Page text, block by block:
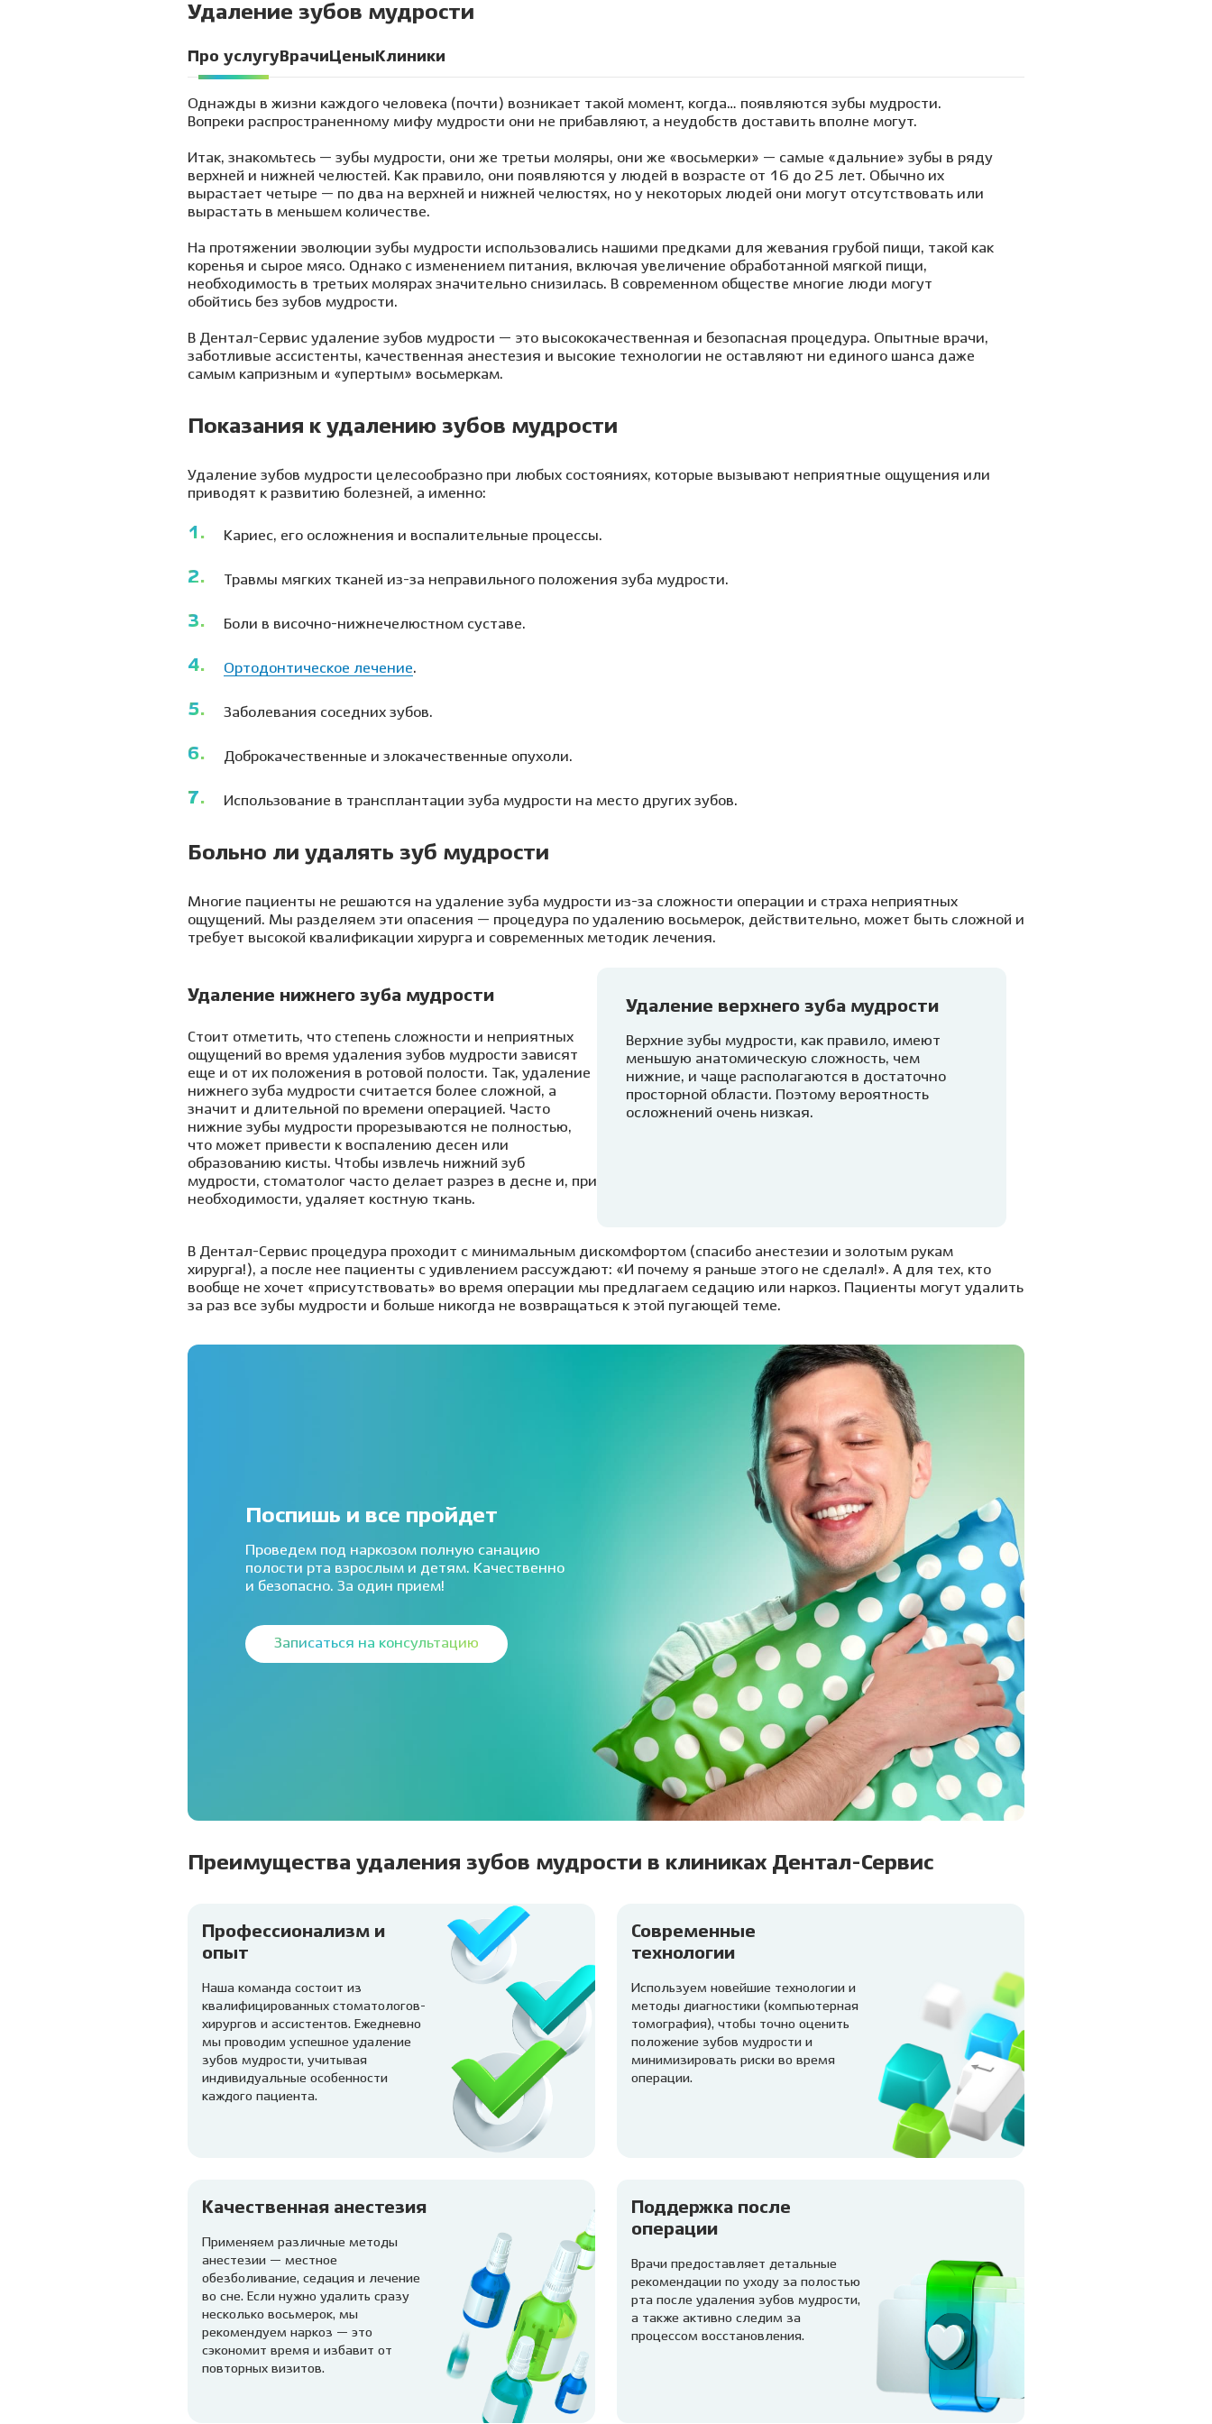
Удаление зубов мудрости
Про услугуВрачи Цены Клиники
Однажды в жизни каждого человека (почти) возникает такой момент, когда… появляются зубы мудрости.
Вопреки распространенному мифу мудрости они не прибавляют, а неудобств доставить вполне могут.
Итак, знакомьтесь — зубы мудрости, они же третьи моляры, они же «восьмерки» — самые «дальние» зубы в ряду
верхней и нижней челюстей. Как правило, они появляются у людей в возрасте от 16 до 25 лет. Обычно их
вырастает четыре — по два на верхней и нижней челюстях, но у некоторых людей они могут отсутствовать или
вырастать в меньшем количестве.
На протяжении эволюции зубы мудрости использовались нашими предками для жевания грубой пищи, такой как
коренья и сырое мясо. Однако с изменением питания, включая увеличение обработанной мягкой пищи,
необходимость в третьих молярах значительно снизилась. В современном обществе многие люди могут
обойтись без зубов мудрости.
В Дентал-Сервис удаление зубов мудрости — это высококачественная и безопасная процедура. Опытные врачи,
заботливые ассистенты, качественная анестезия и высокие технологии не оставляют ни единого шанса даже
самым капризным и «упертым» восьмеркам.
Показания к удалению зубов мудрости
Удаление зубов мудрости целесообразно при любых состояниях, которые вызывают неприятные ощущения или
приводят к развитию болезней, а именно:
Кариес, его осложнения и воспалительные процессы.
Травмы мягких тканей из-за неправильного положения зуба мудрости.
Боли в височно-нижнечелюстном суставе.
Ортодонтическое лечение.
Заболевания соседних зубов.
Доброкачественные и злокачественные опухоли.
Использование в трансплантации зуба мудрости на место других зубов.
Больно ли удалять зуб мудрости
Многие пациенты не решаются на удаление зуба мудрости из-за сложности операции и страха неприятных
ощущений. Мы разделяем эти опасения — процедура по удалению восьмерок, действительно, может быть сложной и
требует высокой квалификации хирурга и современных методик лечения.
Удаление нижнего зуба мудрости
Стоит отметить, что степень сложности и неприятных
ощущений во время удаления зубов мудрости зависят
еще и от их положения в ротовой полости. Так, удаление
нижнего зуба мудрости считается более сложной, а
значит и длительной по времени операцией. Часто
нижние зубы мудрости прорезываются не полностью,
что может привести к воспалению десен или
образованию кисты. Чтобы извлечь нижний зуб
мудрости, стоматолог часто делает разрез в десне и, при
необходимости, удаляет костную ткань.
Удаление верхнего зуба мудрости
Верхние зубы мудрости, как правило, имеют
меньшую анатомическую сложность, чем
нижние, и чаще располагаются в достаточно
просторной области. Поэтому вероятность
осложнений очень низкая.
В Дентал-Сервис процедура проходит с минимальным дискомфортом (спасибо анестезии и золотым рукам
хирурга!), а после нее пациенты с удивлением рассуждают: «И почему я раньше этого не сделал!». А для тех, кто
вообще не хочет «присутствовать» во время операции мы предлагаем седацию или наркоз. Пациенты могут удалить
за раз все зубы мудрости и больше никогда не возвращаться к этой пугающей теме.
Поспишь и все пройдет
Проведем под наркозом полную санацию
полости рта взрослым и детям. Качественно
и безопасно. За один прием!
Записаться на консультацию
Преимущества удаления зубов мудрости в клиниках Дентал-Сервис
Профессионализм и
опыт
Наша команда состоит из
квалифицированных стоматологов-
хирургов и ассистентов. Ежедневно
мы проводим успешное удаление
зубов мудрости, учитывая
индивидуальные особенности
каждого пациента.
Современные
технологии
Используем новейшие технологии и
методы диагностики (компьютерная
томография), чтобы точно оценить
положение зубов мудрости и
минимизировать риски во время
операции.
Качественная анестезия
Применяем различные методы
анестезии — местное
обезболивание, седация и лечение
во сне. Если нужно удалить сразу
несколько восьмерок, мы
рекомендуем наркоз — это
сэкономит время и избавит от
повторных визитов.
Поддержка после
операции
Врачи предоставляет детальные
рекомендации по уходу за полостью
рта после удаления зубов мудрости,
а также активно следим за
процессом восстановления.